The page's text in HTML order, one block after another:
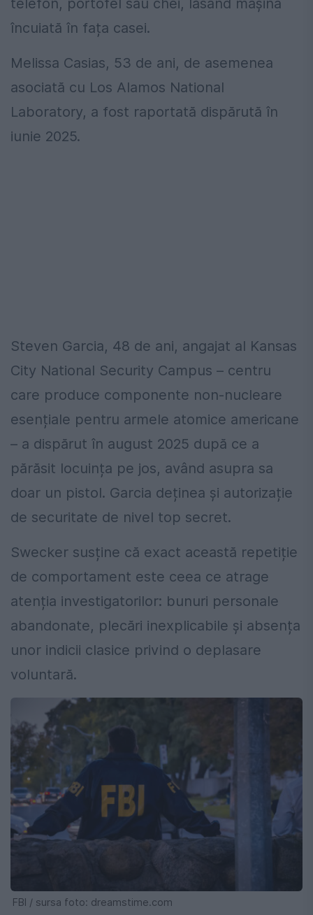
încuiată în fața casei.
Melissa Casias, 53 de ani, de asemenea
asociată cu Los Alamos National
Laboratory, a fost raportată dispărută în
iunie 2025.
Steven Garcia, 48 de ani, angajat al Kansas
City National Security Campus – centru
care produce componente non-nucleare
esențiale pentru armele atomice americane
– a dispărut în august 2025 după ce a
părăsit locuința pe jos, având asupra sa
doar un pistol. Garcia deținea și autorizație
de securitate de nivel top secret.
Swecker susține că exact această repetiție
de comportament este ceea ce atrage
atenția investigatorilor: bunuri personale
abandonate, plecări inexplicabile și absența
unor indicii clasice privind o deplasare
voluntară.
FBI / sursa foto: dreamstime.com